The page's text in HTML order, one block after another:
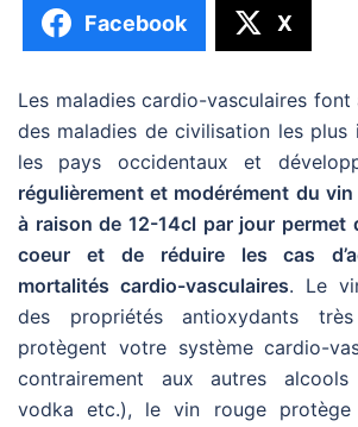
Facebook X
Les maladies cardio-vasculaires font
des maladies de civilisation les plus
les pays occidentaux et
régulièrement et modérément du
à raison de 12-14cl par jour permet
coeur et de réduire les cas
mortalités cardio-vasculaires. Le
des propriétés antioxydants
protègent votre système cardio-
contrairement aux autres alcools
vodka etc.), le vin rouge protège